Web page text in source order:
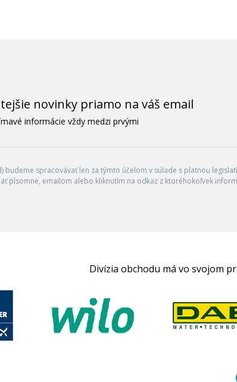
novinky priamo na váš email
informácie vždy medzi prvými
budeme spracovávať len za týmto účelom v súlade s platnou
písomne, emailom alebo kliknutím na odkaz z ktoréhokoľvek
Divízia obchodu má vo svojom